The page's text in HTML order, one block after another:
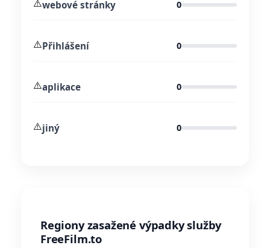
⚠️webové stránky 0
⚠️Přihlášení 0
⚠️aplikace 0
⚠️jiný 0
Regiony zasažené výpadky služby
FreeFilm.to